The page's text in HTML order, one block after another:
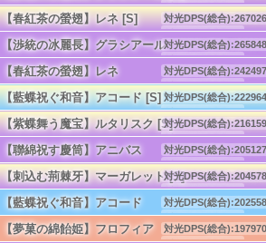
リーチ:175
単体DPS:3401.8
【春紅茶の螢翅】レネ [S] 対光DPS(総合):
リーチ:165
単体DPS:3878.1
【渉統の冰麗長】グラシアール対光DPS(総合):
リーチ:175
単体DPS:3088.8
【春紅茶の螢翅】レネ 対光DPS(総合):
リーチ:165
単体DPS:3521.9
【藍蝶祝ぐ和音】アコード [S] 対光DPS(総合):
リーチ:175
単体DPS:3421.7
【紫蝶舞う魔宝】ルタリスク [S]対光DPS(総合):
リーチ:175
単体DPS:5684.5
【聯綿祝す慶筒】アニバス 対光DPS(総合):
リーチ:175
単体DPS:4058.3
【刺込む荊棘牙】マーガレット [S]対光DPS(総合):
リーチ:180
単体DPS:5394.7
【藍蝶祝ぐ和音】アコード 対光DPS(総合):
リーチ:175
単体DPS:3108.5
【夢菓の綿飴姫】フロフィア 対光DPS(総合):